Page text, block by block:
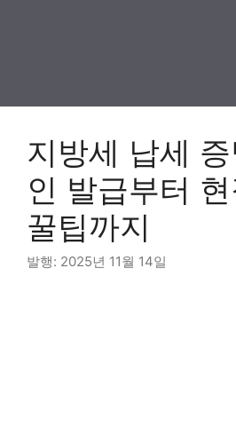
지방세 납세
인 발급부터
꿀팁까지
2025년 11월 14일